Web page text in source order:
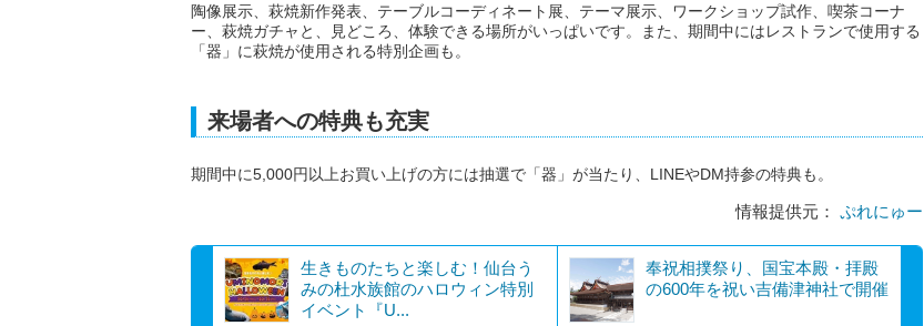
陶像展示、萩焼新作発表、テーブルコーディネート展、テーマ展示、ワークショップ試作、喫茶コーナ
ー、萩焼ガチャと、見どころ、体験できる場所がいっぱいです。また、期間中にはレストランで使用する
「器」に萩焼が使用される特別企画も。
来場者への特典も充実
期間中に5,000円以上お買い上げの方には抽選で「器」が当たり、LINEやDM持参の特典も。
情報提供元： ぷれにゅー
生きものたちと楽しむ！仙台う
みの杜水族館のハロウィン特別
イベント『U...
奉祝相撲祭り、国宝本殿・拝殿
の600年を祝い吉備津神社で開催